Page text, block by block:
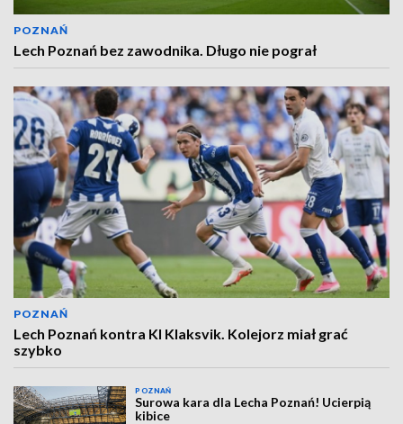
POZNAŃ
Lech Poznań bez zawodnika. Długo nie pograł
POZNAŃ
Lech Poznań kontra KI Klaksvik. Kolejorz miał grać
szybko
POZNAŃ
Surowa kara dla Lecha Poznań! Ucierpią
kibice